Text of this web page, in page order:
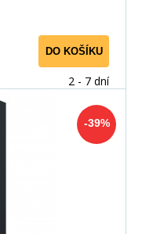
DO KOŠÍKU
2 - 7 dní
-39%